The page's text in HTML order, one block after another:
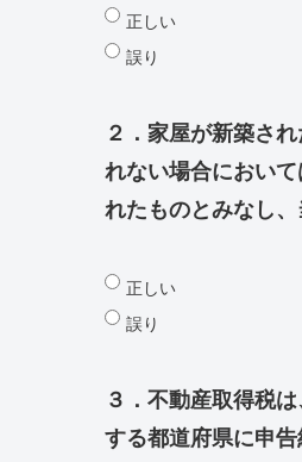
正しい
誤り
２．家屋が新築さ
れない場合におい
れたものとみなし
正しい
誤り
３．不動産取得税
する都道府県に申告